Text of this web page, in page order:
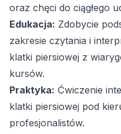
oraz chęci do ciągłego
Edukacja: Zdobycie
zakresie czytania i
klatki piersiowej z
kursów.
Praktyka: Ćwiczenie
klatki piersiowej pod
profesjonalistów.